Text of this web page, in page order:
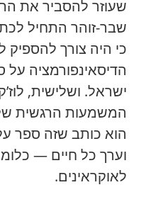
שעוזר להסביר את
שבר-זוהר התחיל
כי היה צורך להספיק
הדיסאינפורמציה
ישראל. ושלישית,
המשמעות הרגשית של
הוא כותב שזה ספר
וערך כל חיים —
לאוקראינים.